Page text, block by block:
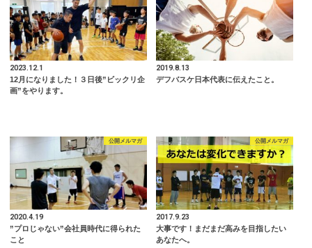
2023.12.1
12月になりました！３日後”ビックリ企
画”をやります。
2019.8.13
デフバスケ日本代表に伝えたこと。
公開メルマガ
2020.4.19
”プロじゃない”会社員時代に得られた
こと
公開メルマガ
2017.9.23
大事です！まだまだ高みを目指したい
あなたへ。